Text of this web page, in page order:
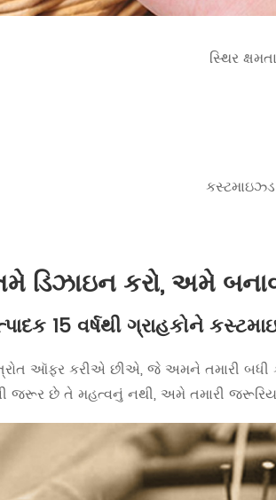
સ્થિર
ડિઝાઇન કરો, અમે
15 વર્ષથી ગ્રાહકોને
ઑફર કરીએ છીએ, જે અમને તમારી
જરૂર છે તે મહત્વનું નથી, અમે તમારી